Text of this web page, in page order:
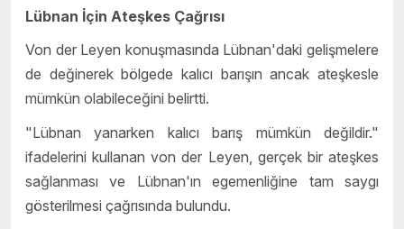
Lübnan İçin Ateşkes Çağrısı
Von der Leyen konuşmasında Lübnan'daki gelişmelere
de değinerek bölgede kalıcı barışın ancak ateşkesle
mümkün olabileceğini belirtti.
"Lübnan yanarken kalıcı barış mümkün değildir."
ifadelerini kullanan von der Leyen, gerçek bir ateşkes
sağlanması ve Lübnan'ın egemenliğine tam saygı
gösterilmesi çağrısında bulundu.